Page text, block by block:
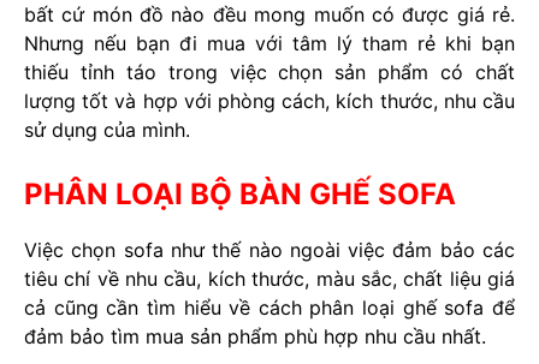
bất cứ món đồ nào đều mong muốn có được giá rẻ.
Nhưng nếu bạn đi mua với tâm lý tham rẻ khi bạn
thiếu tỉnh táo trong việc chọn sản phẩm có chất
lượng tốt và hợp với phòng cách, kích thước, nhu cầu
sử dụng của mình.
PHÂN LOẠI BỘ BÀN GHẾ SOFA
Việc chọn sofa như thế nào ngoài việc đảm bảo các
tiêu chí về nhu cầu, kích thước, màu sắc, chất liệu giá
cả cũng cần tìm hiểu về cách phân loại ghế sofa để
đảm bảo tìm mua sản phẩm phù hợp nhu cầu nhất.